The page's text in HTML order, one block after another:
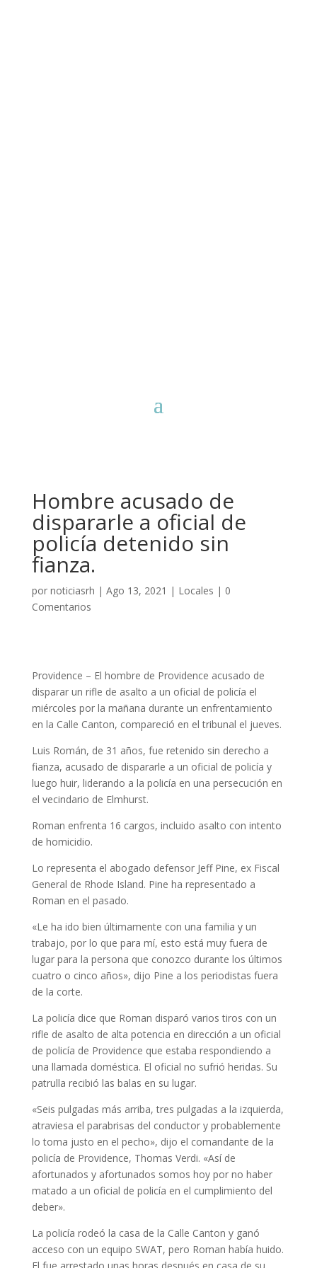
Hombre acusado de
dispararle a oficial de
policía detenido sin
fianza.
por noticiasrh | Ago 13, 2021 | Locales | 0
Comentarios
Providence – El hombre de Providence acusado de
disparar un rifle de asalto a un oficial de policía el
miércoles por la mañana durante un enfrentamiento
en la Calle Canton, compareció en el tribunal el jueves.
Luis Román, de 31 años, fue retenido sin derecho a
fianza, acusado de dispararle a un oficial de policía y
luego huir, liderando a la policía en una persecución en
el vecindario de Elmhurst.
Roman enfrenta 16 cargos, incluido asalto con intento
de homicidio.
Lo representa el abogado defensor Jeff Pine, ex Fiscal
General de Rhode Island. Pine ha representado a
Roman en el pasado.
«Le ha ido bien últimamente con una familia y un
trabajo, por lo que para mí, esto está muy fuera de
lugar para la persona que conozco durante los últimos
cuatro o cinco años», dijo Pine a los periodistas fuera
de la corte.
La policía dice que Roman disparó varios tiros con un
rifle de asalto de alta potencia en dirección a un oficial
de policía de Providence que estaba respondiendo a
una llamada doméstica. El oficial no sufrió heridas. Su
patrulla recibió las balas en su lugar.
«Seis pulgadas más arriba, tres pulgadas a la izquierda,
atraviesa el parabrisas del conductor y probablemente
lo toma justo en el pecho», dijo el comandante de la
policía de Providence, Thomas Verdi. «Así de
afortunados y afortunados somos hoy por no haber
matado a un oficial de policía en el cumplimiento del
deber».
La policía rodeó la casa de la Calle Canton y ganó
acceso con un equipo SWAT, pero Roman había huido.